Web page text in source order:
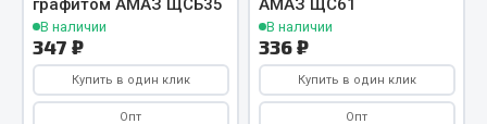
Двигатель
Система питания
Система выпуска газа
графитом АМАЗ ЩСБ35
В наличии
347 ₽
Купить в один клик
Опт
АМАЗ ЩС61
В наличии
336 ₽
Купить в один клик
Опт